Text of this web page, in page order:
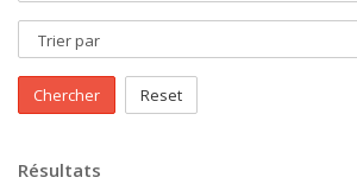
Chercher Reset
Résultats